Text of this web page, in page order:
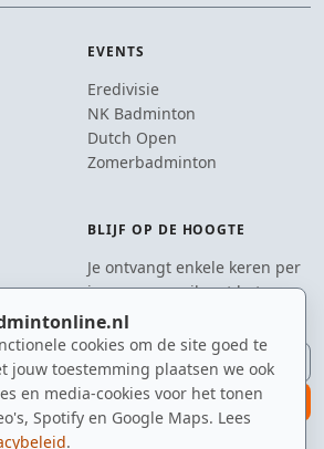
cookies om de site goed te
jouw toestemming plaatsen we ook
en media-cookies voor het tonen
Spotify en Google Maps. Lees
.
EVENTS
Eredivisie
NK Badminton
Dutch Open
Zomerbadminton
BLIJF OP DE HOOGTE
Je ontvangt enkele keren per
jaar een e-mail met het
laatste badmintonnieuws.
E-mailadres
aanmelden